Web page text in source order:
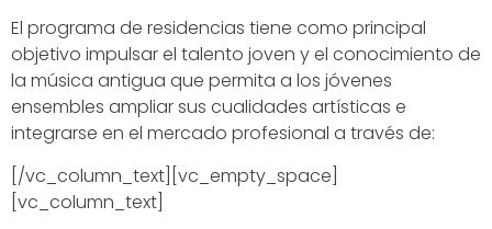
El programa de residencias tiene como principal
objetivo impulsar el talento joven y el conocimiento de
la música antigua que permita a los jóvenes
ensembles ampliar sus cualidades artísticas e
integrarse en el mercado profesional a través de:
[/vc_column_text][vc_empty_space]
[vc_column_text]